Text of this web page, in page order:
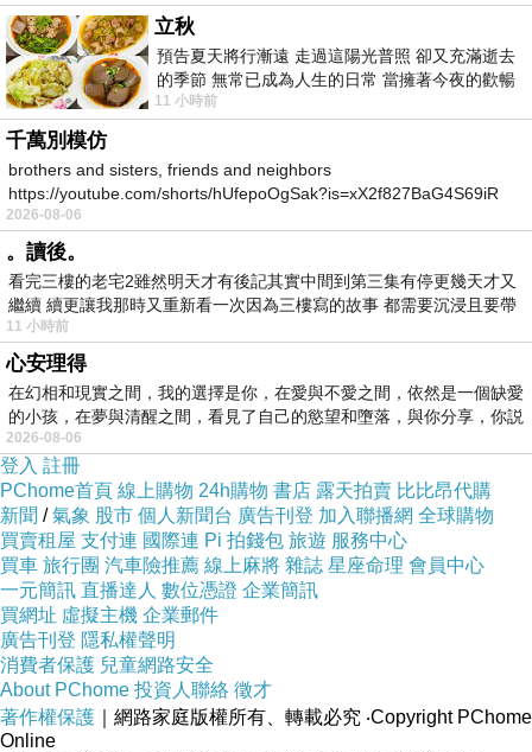
包悉仁」是也。
「欲界第三天之主」又「地獄之主」，共78劃。
「欲界第三天之主」又「地獄之主」，名為「雙王
大帝」。
「雙禔大帝」、「雙王大帝」，共78劃。
「雙禔大帝（蕭衍）（蕭淑怛）」、「雙王大帝
（包拯）（包悉仁）
這是「二尊大神」選擇作「第77尊、第78尊降臨寶
島台灣的素食神」的原因。
https://news.ltn.com.tw/news/world/breakingnews/5000256
https://www.ettoday.net/news/20250402/2936711.htm
https://www.wenweipo.com/a/202504/02/AP67ed5465e4b0d2e9809116
a1.html
2025.4.2，台灣時間22
發生地震。
（1）
立秋
預告夏天將行漸遠 走過這陽光普照 卻又充滿逝去
的季節 無常已成為人生的日常 當擁著今夜的歡暢
舒心 轉眼驟成昨日 而明晨 太陽
11 小時前
千萬別模仿
brothers and sisters, friends and neighbors
https://youtube.com/shorts/hUfepoOgSak?is=xX2f827BaG4S69iR
https
2026-08-06
。讀後。
看完三樓的老宅2雖然明天才有後記其實中間到第三集有停更幾天才又
繼續 續更讓我那時又重新看一次因為三樓寫的故事 都需要沉浸且要帶
有
11 小時前
心安理得
在幻相和現實之間，我的選擇是你，在愛與不愛之間，依然是一個缺愛
的小孩，在夢與清醒之間，看見了自己的慾望和墮落，與你分享，你説
2026-08-06
登入 註冊
PChome首頁 線上購物 24h購物 書店 露天拍賣 比比昂代購
新聞 /氣象 股市 個人新聞台 廣告刊登 加入聯播網 全球購物
買賣租屋 支付連 國際連 Pi 拍錢包 旅遊 服務中心
買車 旅行團 汽車險推薦 線上麻將 雜誌 星座命理 會員中心
一元簡訊 直播達人 數位憑證 企業簡訊
買網址 虛擬主機 企業郵件
廣告刊登 隱私權聲明
消費者保護 兒童網路安全
About PChome 投資人聯絡 徵才
著作權保護 ｜網路家庭版權所有、轉載必究 ‧Copyright PChome
Online